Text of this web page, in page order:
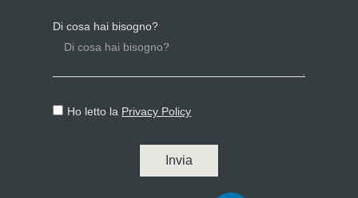
Di cosa hai bisogno?
Ho letto la Privacy Policy
Invia